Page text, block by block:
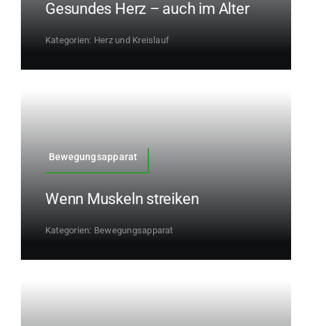
Gesundes Herz – auch im Alter
Kategorien: Herz und Kreislauf
Bewegungsapparat
Wenn Muskeln streiken
Kategorien: Bewegungsapparat